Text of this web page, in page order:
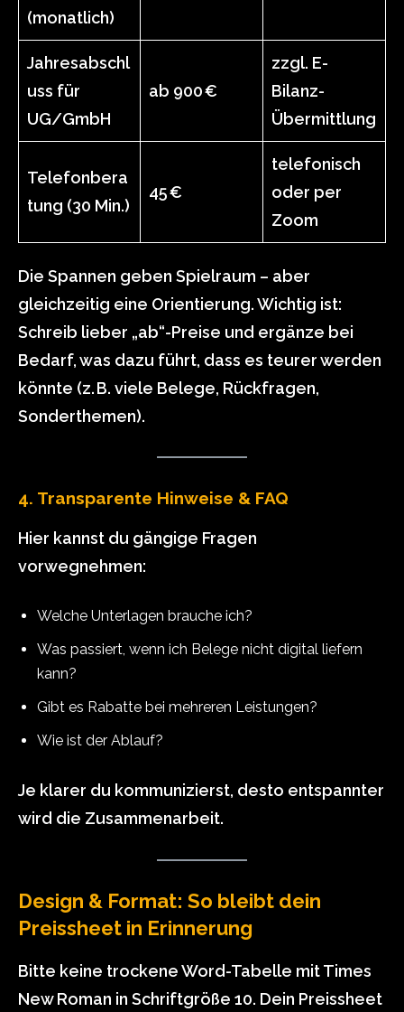
(monatlich)
Jahresabschl
uss für
UG/GmbH
ab 900 €
zzgl. E-
Bilanz-
Übermittlung
Telefonbera
tung (30 Min.)
45 €
telefonisch
oder per
Zoom
Die Spannen geben Spielraum – aber
gleichzeitig eine Orientierung. Wichtig ist:
Schreib lieber „ab“-Preise und ergänze bei
Bedarf, was dazu führt, dass es teurer werden
könnte (z. B. viele Belege, Rückfragen,
Sonderthemen).
4. Transparente Hinweise & FAQ
Hier kannst du gängige Fragen
vorwegnehmen:
Welche Unterlagen brauche ich?
Was passiert, wenn ich Belege nicht digital liefern
kann?
Gibt es Rabatte bei mehreren Leistungen?
Wie ist der Ablauf?
Je klarer du kommunizierst, desto entspannter
wird die Zusammenarbeit.
Design & Format: So bleibt dein
Preissheet in Erinnerung
Bitte keine trockene Word-Tabelle mit Times
New Roman in Schriftgröße 10. Dein Preissheet